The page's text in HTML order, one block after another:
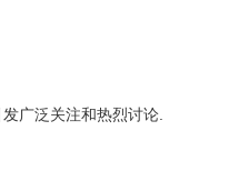
广泛关注和热烈讨论.